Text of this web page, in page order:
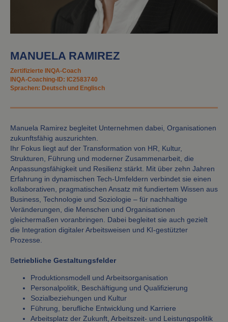
MANUELA RAMIREZ
Zertifizierte INQA-Coach
INQA-Coaching-ID: IC2583740
Sprachen: Deutsch und Englisch
Manuela Ramirez begleitet Unternehmen dabei, Organisationen
zukunftsfähig auszurichten.
Ihr Fokus liegt auf der Transformation von HR, Kultur,
Strukturen, Führung und moderner Zusammenarbeit, die
Anpassungsfähigkeit und Resilienz stärkt. Mit über zehn Jahren
Erfahrung in dynamischen Tech-Umfeldern verbindet sie einen
kollaborativen, pragmatischen Ansatz mit fundiertem Wissen aus
Business, Technologie und Soziologie – für nachhaltige
Veränderungen, die Menschen und Organisationen
gleichermaßen voranbringen. Dabei begleitet sie auch gezielt
die Integration digitaler Arbeitsweisen und KI-gestützter
Prozesse.
Betriebliche Gestaltungsfelder
Produktionsmodell und Arbeitsorganisation
Personalpolitik, Beschäftigung und Qualifizierung
Sozialbeziehungen und Kultur
Führung, berufliche Entwicklung und Karriere
Arbeitsplatz der Zukunft, Arbeitszeit- und Leistungspolitik